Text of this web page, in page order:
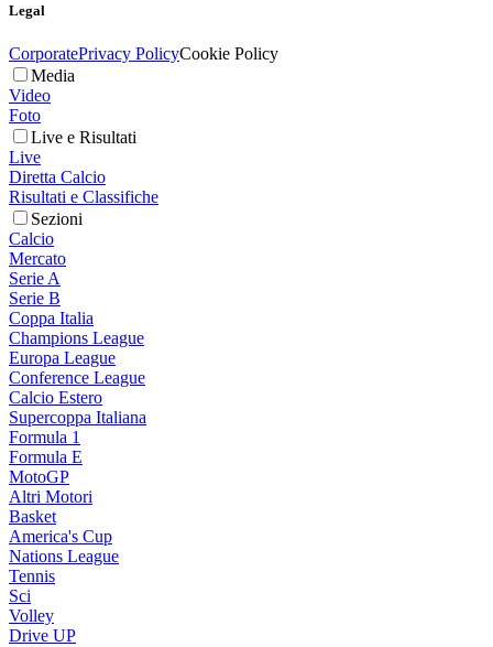
Legal
CorporatePrivacy PolicyCookie Policy
Media
Video
Foto
Live e Risultati
Live
Diretta Calcio
Risultati e Classifiche
Sezioni
Calcio
Mercato
Serie A
Serie B
Coppa Italia
Champions League
Europa League
Conference League
Calcio Estero
Supercoppa Italiana
Formula 1
Formula E
MotoGP
Altri Motori
Basket
America's Cup
Nations League
Tennis
Sci
Volley
Drive UP